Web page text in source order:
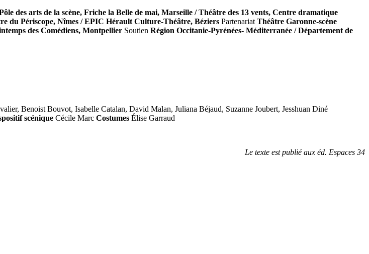
des arts de la scène, Friche la Belle de mai, Marseille / Théâtre des 13 vents, Centre dramatique
du Périscope, Nîmes / EPIC Hérault Culture-Théâtre, Béziers Partenariat Théâtre Garonne-scène
des Comédiens, Montpellier Soutien Région Occitanie-Pyrénées- Méditerranée / Département de
Benoist Bouvot, Isabelle Catalan, David Malan, Juliana Béjaud, Suzanne Joubert, Jesshuan Diné
scénique Cécile Marc Costumes Élise Garraud
Le texte est publié aux éd. Espaces 34